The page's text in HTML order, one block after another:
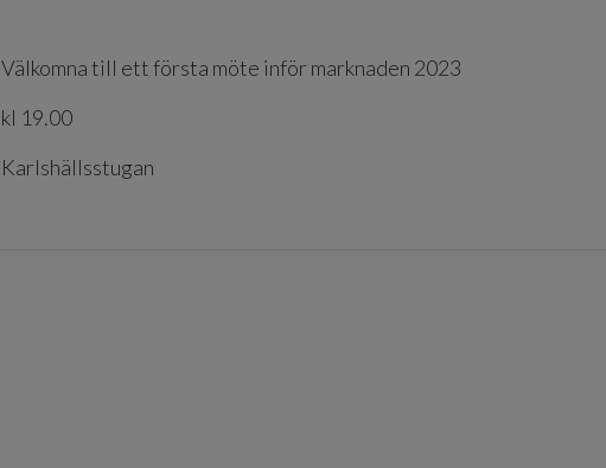
Välkomna till ett första möte inför marknaden 2023
kl 19.00
Karlshällsstugan